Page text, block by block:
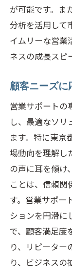
成功事
具体的
顧客と
実際の
成功
効果的な
初めて
既存の
営業サ
トレー
フィー
継続的
営業サポ
デー
営業チ
が可能です。ま
分析を活用して
イムリーな営業
ネスの成長スピ
顧客ニーズに
営業サポートの
し、最適なソ
ます。特に東京
場動向を理解し
の声に耳を傾け
ことは、信頼関
す。営業サポー
ションを円滑に
で、顧客満足度
り、リピーター
り、ビジネスの